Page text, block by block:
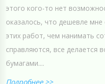
этого кого-то нет
оказалось, что дешевле мне
этих работ, чем нанимать
справляются, все делается
бумагами....
Подробнее >>